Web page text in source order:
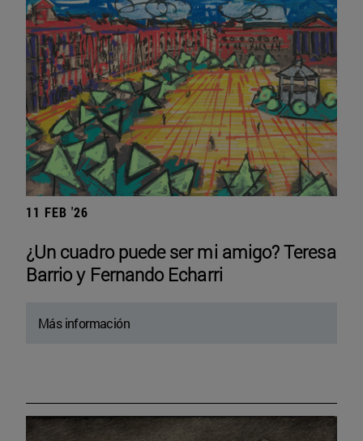
11 FEB '26
¿Un cuadro puede ser mi amigo? Teresa
Barrio y Fernando Echarri
Más información